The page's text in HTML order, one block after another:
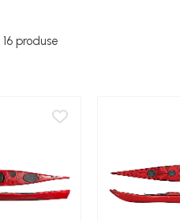
16 produse